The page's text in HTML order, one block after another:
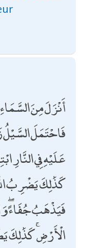
أَنْزَلَ مِنَ
فَاحْتَمَلَ السَّيْلُ
عَلَيْهِ فِي النَّارِ
كَذَٰلِكَ يَضْرِبُ
فَيَذْهَبُ جُفَاءً
الْأَرْضِ ۚ كَذَٰلِكَ